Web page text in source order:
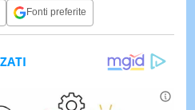
Fonti preferite